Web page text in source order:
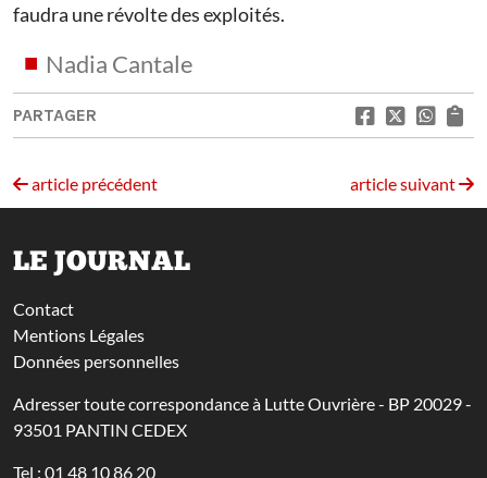
faudra une révolte des exploités.
Nadia Cantale
PARTAGER
article précédent article suivant
LE JOURNAL
Contact
Mentions Légales
Données personnelles
Adresser toute correspondance à Lutte Ouvrière - BP 20029 -
93501 PANTIN CEDEX
Tel : 01 48 10 86 20